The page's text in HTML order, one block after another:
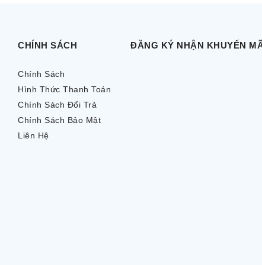
CHÍNH SÁCH
Chính Sách
Hình Thức Thanh Toán
Chính Sách Đổi Trả
Chính Sách Bảo Mật
Liên Hệ
ĐĂNG KÝ NHẬN KHUYẾN